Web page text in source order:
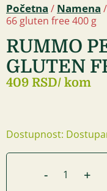
Početna / Namena /
66 gluten free 400 g
RUMMO
GLUTEN
409 RSD/ kom
Dostupnost:
- +